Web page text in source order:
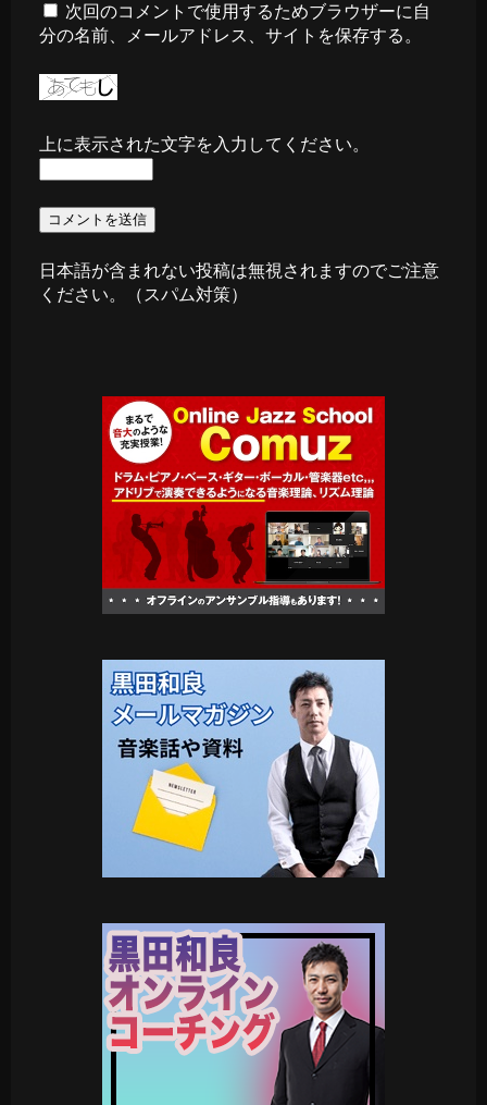
次回のコメントで使用するためブラウザーに自
分の名前、メールアドレス、サイトを保存する。
上に表示された文字を入力してください。
日本語が含まれない投稿は無視されますのでご注意
ください。（スパム対策）